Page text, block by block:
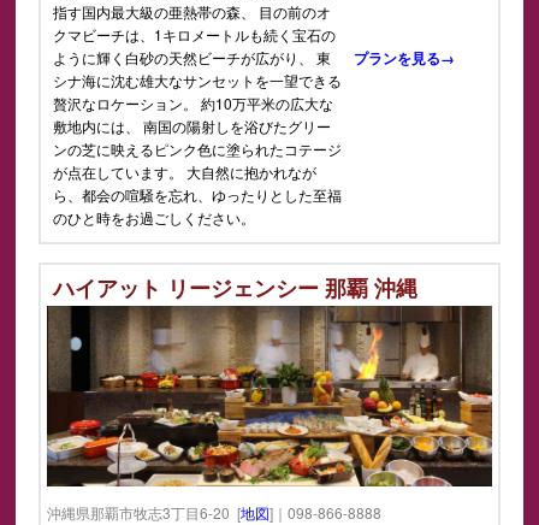
指す国内最大級の亜熱帯の森、 目の前のオ
クマビーチは、1キロメートルも続く宝石の
ように輝く白砂の天然ビーチが広がり、 東
シナ海に沈む雄大なサンセットを一望できる
贅沢なロケーション。 約10万平米の広大な
敷地内には、 南国の陽射しを浴びたグリー
ンの芝に映えるピンク色に塗られたコテージ
が点在しています。 大自然に抱かれなが
ら、都会の喧騒を忘れ、ゆったりとした至福
のひと時をお過ごしください。
プランを見る→
ハイアット リージェンシー 那覇 沖縄
沖縄県那覇市牧志3丁目6-20 [地図]｜098-866-8888